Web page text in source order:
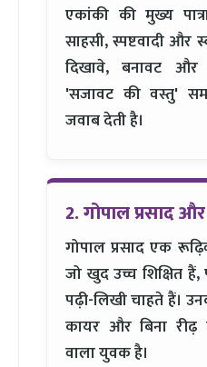
एकांकी की मुख्य
साहसी, स्पष्टवादी और
दिखावे, बनावट
'सजावट की वस्तु'
जवाब देती है।
2. गोपाल प्रसाद
गोपाल प्रसाद एक
जो खुद उच्च शिक्षित
पढ़ी-लिखी चाहते हैं।
कायर और बिना रीढ़
वाला युवक है।